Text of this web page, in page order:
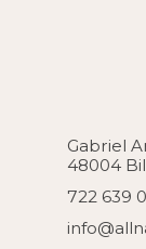
Gabriel
48004
722 639